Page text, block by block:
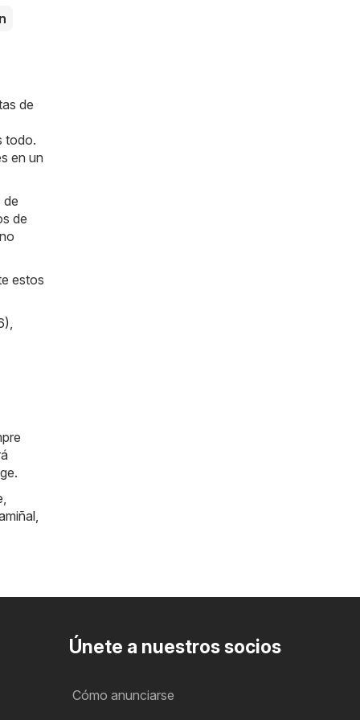
de
todo.
en un
de
de
estos
,
,
,
Únete a nuestros socios
Cómo anunciarse